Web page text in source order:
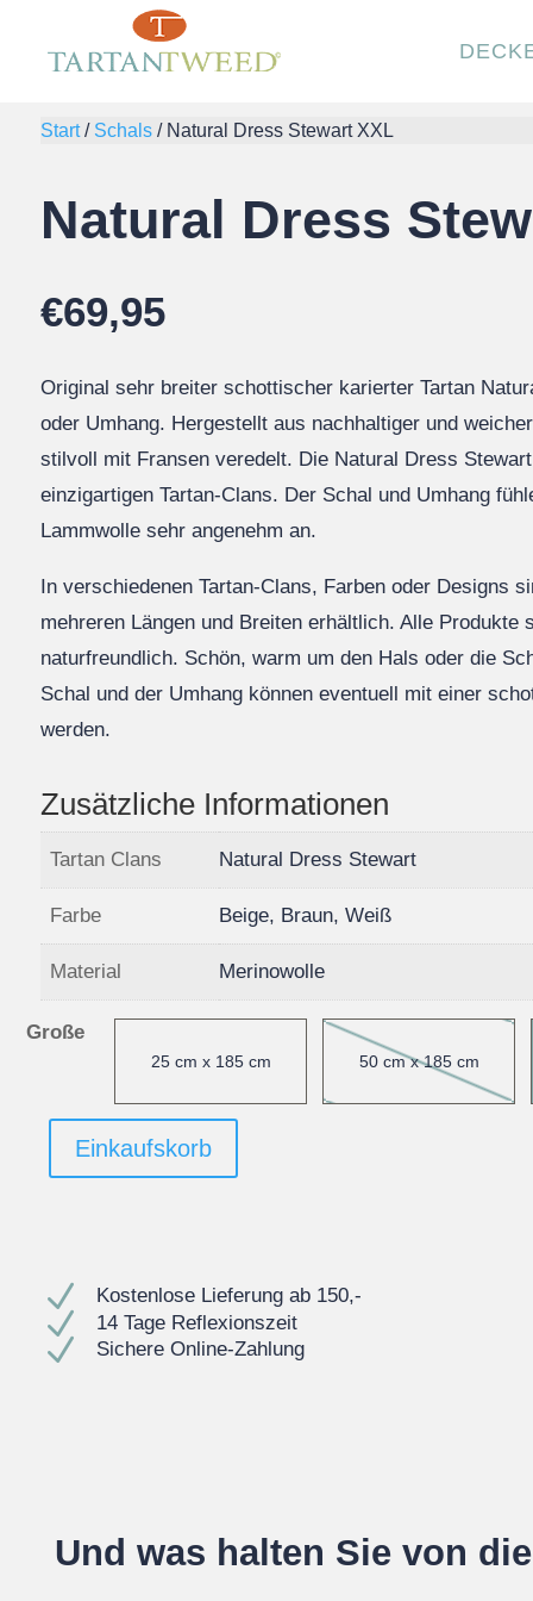
Start/ Schals / Natural Dress Stewart XXL
Natural Dress
€69,95
Original sehr breiter schottischer karierter Tartan
oder Umhang. Hergestellt aus nachhaltiger und
stilvoll mit Fransen veredelt. Die Natural Dress
einzigartigen Tartan-Clans. Der Schal und Umhang
Lammwolle sehr angenehm an.
In verschiedenen Tartan-Clans, Farben oder Designs
mehreren Längen und Breiten erhältlich. Alle Produkte
naturfreundlich. Schön, warm um den Hals oder die
Schal und der Umhang können eventuell mit einer
werden.
Zusätzliche Informationen
Tartan Clans Natural Dress Stewart
Farbe Beige, Braun, Weiß
Material Merinowolle
Große
25 cm x 185 cm 50 cm x 185 cm
Einkaufskorb
N Kostenlose Lieferung ab 150,-
N 14 Tage Reflexionszeit
N Sichere Online-Zahlung
Und was halten Sie von